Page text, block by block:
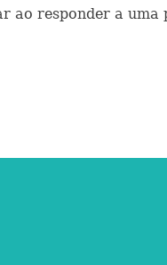
responder a